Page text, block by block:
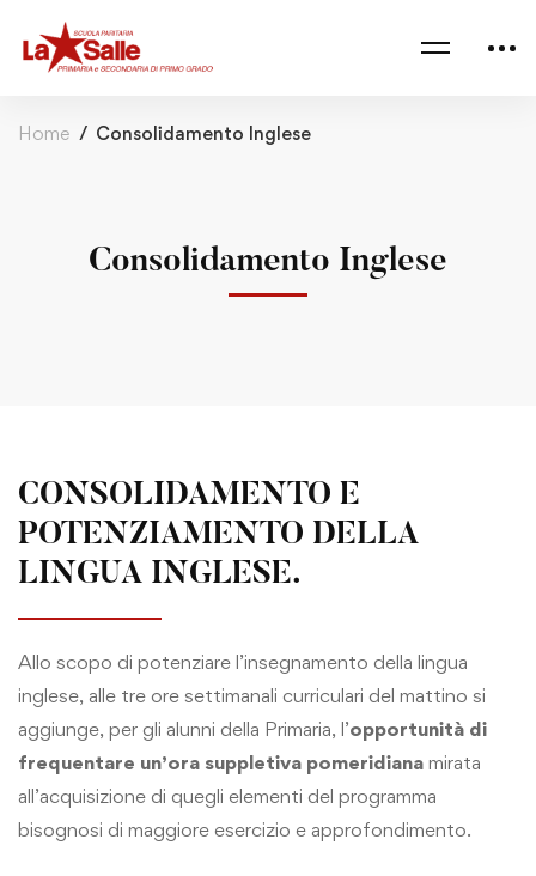
Home Consolidamento Inglese
Consolidamento Inglese
CONSOLIDAMENTO E
POTENZIAMENTO DELLA
LINGUA INGLESE.
Allo scopo di potenziare l’insegnamento della lingua
inglese, alle tre ore settimanali curriculari del mattino si
aggiunge, per gli alunni della Primaria, l’opportunità di
frequentare un’ora suppletiva pomeridiana mirata
all’acquisizione di quegli elementi del programma
bisognosi di maggiore esercizio e approfondimento.